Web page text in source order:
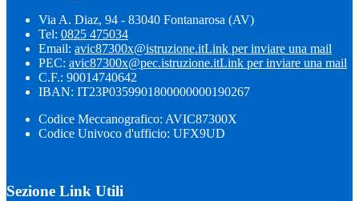
Via A. Diaz, 94 - 83040 Fontanarosa (AV)
Tel: 0825 475034
Email: avic87300x@istruzione.itLink per inviare una mail
PEC: avic87300x@pec.istruzione.itLink per inviare una mail
C.F.: 90014740642
IBAN: IT23P0359901800000000190267
Codice Meccanografico: AVIC87300X
Codice Univoco d'ufficio: UFX9UD
Sezione Link Utili